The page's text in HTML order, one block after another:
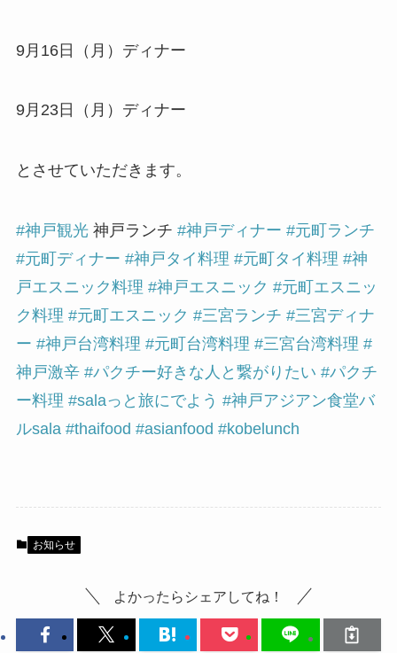
9月16日（月）ディナー
9月23日（月）ディナー
とさせていただきます。
#神戸観光神戸ランチ #神戸ディナー #元町ランチ
#元町ディナー #神戸タイ料理 #元町タイ料理 #神
戸エスニック料理 #神戸エスニック #元町エスニッ
ク料理 #元町エスニック #三宮ランチ #三宮ディナ
ー #神戸台湾料理 #元町台湾料理 #三宮台湾料理 #
神戸激辛 #パクチー好きな人と繋がりたい #パクチ
ー料理 #salaっと旅にでよう #神戸アジアン食堂バ
ルsala #thaifood #asianfood #kobelunch
お知らせ
よかったらシェアしてね！